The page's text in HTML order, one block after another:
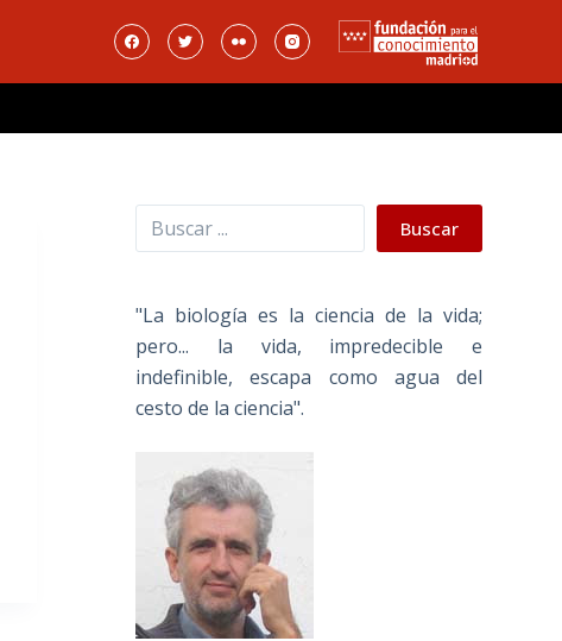
Buscar Buscar
"La biología es la ciencia de la vida;
pero... la vida, impredecible e
indefinible, escapa como agua del
cesto de la ciencia".